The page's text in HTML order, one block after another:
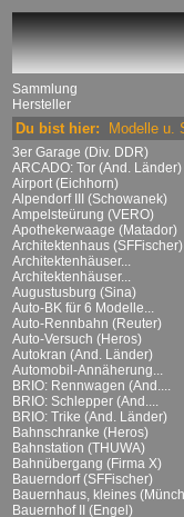
Sammlung
Hersteller
Du bist hier: Modelle u.
3er Garage (Div. DDR)
ARCADO: Tor (And. Länder)
Airport (Eichhorn)
Alpendorf III (Schowanek)
Ampelsteürung (VERO)
Apothekerwaage (Matador)
Architektenhaus (SFFischer)
Architektenhäuser...
Architektenhäuser...
Augustusburg (Sina)
Auto-BK für 6 Modelle...
Auto-Rennbahn (Reuter)
Auto-Versuch (Heros)
Autokran (And. Länder)
Automobil-Annäherung...
BRIO: Rennwagen (And....
BRIO: Schlepper (And....
BRIO: Trike (And. Länder)
Bahnschranke (Heros)
Bahnstation (THUWA)
Bahnübergang (Firma X)
Bauerndorf (SFFischer)
Bauernhaus, kleines
Bauernhof II (Engel)